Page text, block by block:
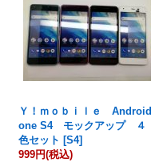
Ｙ！ｍｏｂｉｌｅ Android
one S4 モックアップ ４
色セット [S4]
999円(税込)